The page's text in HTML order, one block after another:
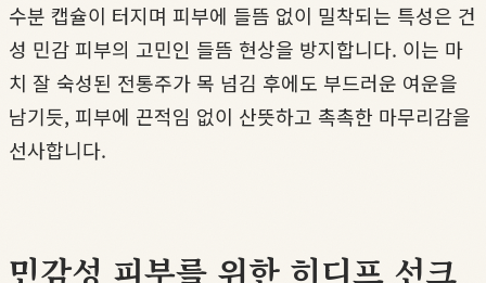
수분 캡슐이 터지며 피부에 들뜸 없이 밀착되는 특성은 건
성 민감 피부의 고민인 들뜸 현상을 방지합니다. 이는 마
치 잘 숙성된 전통주가 목 넘김 후에도 부드러운 여운을
남기듯, 피부에 끈적임 없이 산뜻하고 촉촉한 마무리감을
선사합니다.
민감성 피부를 위한 히디프 선크